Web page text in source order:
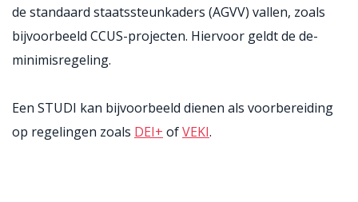
de standaard staatssteunkaders (AGVV) vallen, zoals
bijvoorbeeld CCUS-projecten. Hiervoor geldt de de-
minimisregeling.
Een STUDI kan bijvoorbeeld dienen als voorbereiding
op regelingen zoals DEI+ ofVEKI.